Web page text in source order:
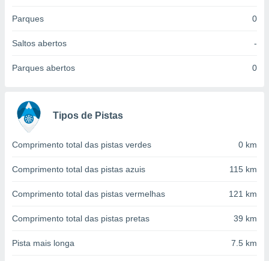
fontes,
dados
através
estudos
de
Parques 0
Saltos abertos -
Parques abertos 0
Tipos de Pistas
Comprimento total das pistas verdes 0 km
Comprimento total das pistas azuis 115 km
Comprimento total das pistas vermelhas 121 km
Comprimento total das pistas pretas 39 km
Pista mais longa 7.5 km